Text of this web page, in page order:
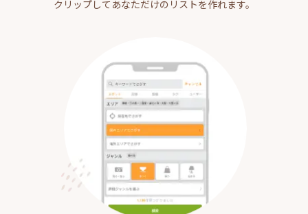
クリップしてあなただけのリストを作れます。